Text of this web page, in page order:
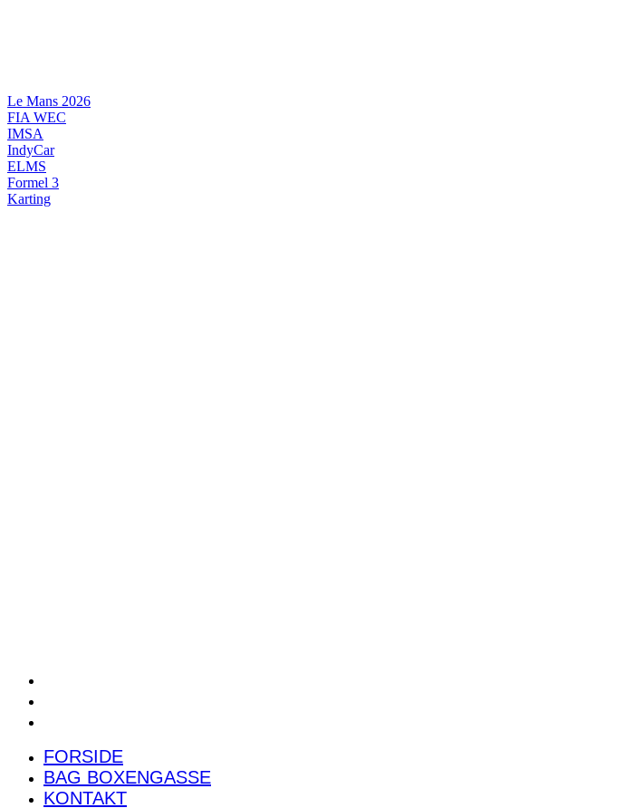
Le Mans 2026
FIA WEC
IMSA
IndyCar
ELMS
Formel 3
Karting
FORSIDE
BAG BOXENGASSE
KONTAKT